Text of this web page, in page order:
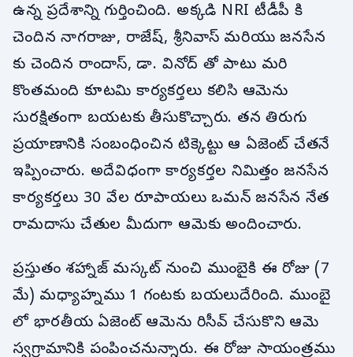
ఉన్న ప్రదేశాన్ని గుర్తించింది. అక్కడి NRI టీడీపీ కి
చెందిన నాగరాజు, రాజేష్, శ్రీనివాస్ మరియు జనసేన
కు చెందిన రాందాస్, డా. వినోద్ తో పాటు మరి
కొంతమంది కూటమి కార్యకర్తలు కలిసి ఆమెను
సురక్షితంగా బయటకు తీసుకొచ్చారు. తన తిరుగు
ప్రయాణానికి సంబంధించిన టిక్కెట్టు ఆ ఏజెంట్ చేతనే
ఇప్పించారు. అదేవిధంగా కార్యకర్తల నిమిత్తం జనసేన
కార్యకర్తలు 30 వేల రూపాయలు ఒమన్ జనసేన నేత
రామదాసు చేతుల మీదుగా ఆమెకు అందించారు.
ప్రస్తుతం శహ్నాజ్ మస్కట్ నుంచి ముంబైకి ఈ రోజు (7
మే) మధ్యాహ్నము 1 గంటకు బయలుదేరింది. ముంబై
లో భారతీయ ఏజెంట్ ఆమెను రిసీవ్ చేసుకొని ఆమె
స్వగ్రామానికి పంపించనున్నారు. ఈ రోజు సాయంత్రము